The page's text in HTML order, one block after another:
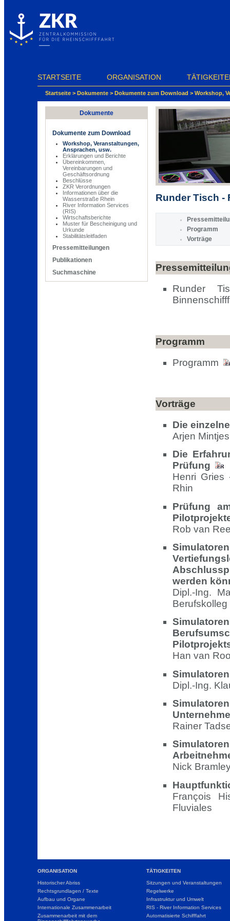
STARTSEITE ORGANISATION
Startseite > Dokumente > Dokumente zum Download > Workshop,
Dokumente
Dokumente zum Download
Workshop, Veranstaltungen,
Ansprachen, usw.
Erklärungen und Berichte
Übereinkommen,
Vereinbarungen und
Geschäftsordnung
Beschlüsse
ZKR Verordnungen
Informationen über die
Wasserstraße Rhein
River Information Services
(RIS)
Wirtschaftsberichte
Muster für Bescheinigung und
Urkunde
Stabilitätsleitfaden
Pressemitteilungen
Publikationen
Suchmaschine
Runder Tisch -
Programm
Vorträge
Runder
Programm
Programm
Vorträge
Die
Arjen
Die
Prüfung
Henri Gries
Rhin
Prüfung
Rob van
werden
Dipl.-Ing.
Han van
Dipl.-Ing.
Rainer
Nick
François
Fluviales
ORGANISATION
Historischer Abriss
Rechtsgrundlagen / Texte
Aufbau und Organe
Internationale Zusammenarbeit
Zusammenarbeit mit dem
TÄTIGKEITEN
Sitzungen und Veranstaltungen
Regelwerke
Infrastruktur und Umwelt
RIS - River Information Services
Automatisierte Schifffahrt